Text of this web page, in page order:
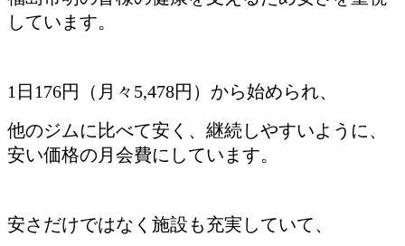
しています。
1日176円（月々5,478円）から始められ、
他のジムに比べて安く、継続しやすいように、
安い価格の月会費にしています。
安さだけではなく施設も充実していて、